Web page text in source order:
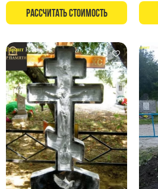
Рассчитать стоимость